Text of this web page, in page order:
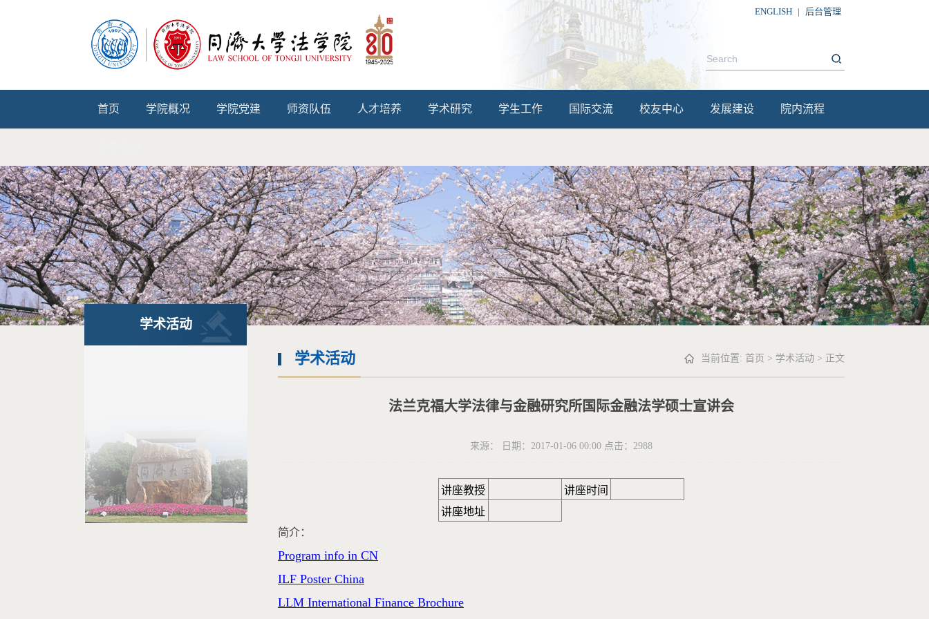
ENGLISH | 后台管理
首页 学院概况 学院党建 师资队伍 人才培养 学术研究 学生工作 国际交流 校友中心 发展建设 院内流程
学术活动
当前位置: 首页 > 学术活动 > 正文
学术活动
法兰克福大学法律与金融研究所国际金融法学硕士宣讲会
来源： 日期：2017-01-06 00:00 点击： 2988
讲座教授
讲座时间
讲座地址
简介：
Program info in CN
ILF Poster China
LLM International Finance Brochure